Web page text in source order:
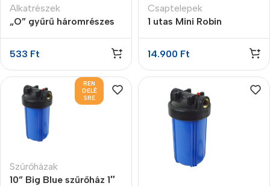
Alkatrészek
„O” gyűrű háromrészes
533 Ft
Csaptelepek
1 utas Mini Robin
14.900 Ft
REN
DELÉ
SRE
Szűrőházak
10” Big Blue szűrőház 1″